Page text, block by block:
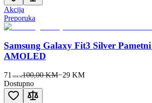
Akcija
Preporuka
Samsung Galaxy Fit3 Silver
AMOLED
71 00KM100,00 KM−29KM
Dostupno